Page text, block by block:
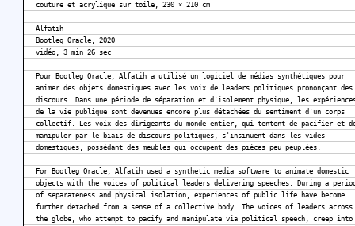
couture et acrylique sur toile, 230 × 210 cm
Alfatih
Bootleg Oracle, 2020
vidéo, 3 min 26 sec
Pour Bootleg Oracle, Alfatih a utilisé un logiciel de médias synthétiques pour
animer des objets domestiques avec les voix de leaders politiques prononçant des
discours. Dans une période de séparation et d'isolement physique, les
de la vie publique sont devenues encore plus détachées du sentiment d'un corps
collectif. Les voix des dirigeants du monde entier, qui tentent de pacifier et
manipuler par le biais de discours politiques, s'insinuent dans les vides
domestiques, possédant des meubles qui occupent des pièces peu peuplées.
For Bootleg Oracle, Alfatih used a synthetic media software to animate domestic
objects with the voices of political leaders delivering speeches. During a
of separateness and physical isolation, experiences of public life have become
further detached from a sense of a collective body. The voices of leaders across
the globe, who attempt to pacify and manipulate via political speech, creep into